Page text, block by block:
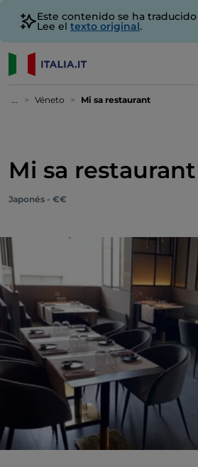
Este contenido se ha
Lee el texto original.
... Véneto Mi sa restaurant
Mi sa restaurant
Japonés - €€